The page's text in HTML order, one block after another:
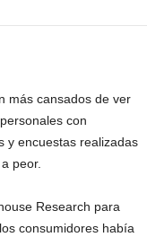
más cansados de ver
con
y encuestas realizadas
peor.
Research para
consumidores había